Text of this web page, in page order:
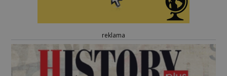
reklama